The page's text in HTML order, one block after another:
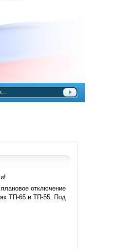
отключение
ТП-65 и ТП-55. Под